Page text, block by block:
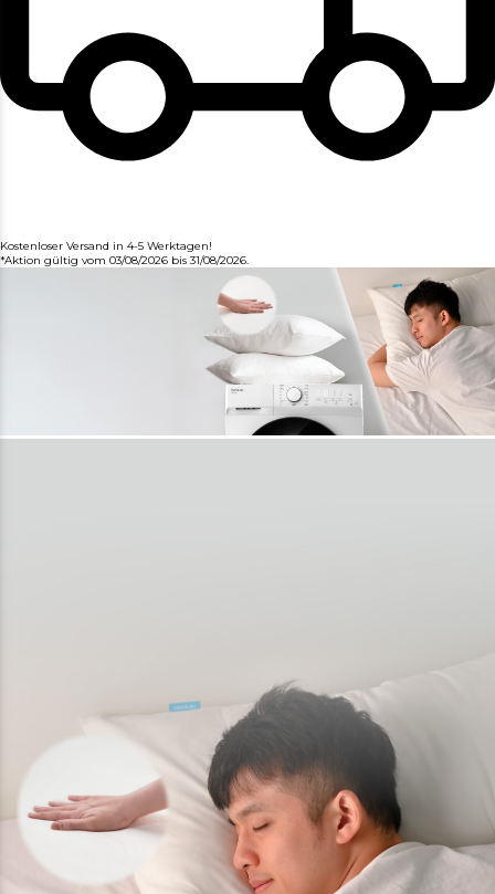
Kostenloser Versand in 4-5 Werktagen!
*Aktion gültig vom 03/08/2026 bis 31/08/2026.